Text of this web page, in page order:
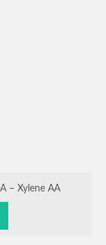
– Xylene AA